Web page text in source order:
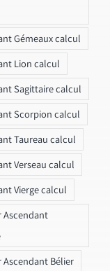
Gémeaux calcul
Lion calcul
Sagittaire calcul
Scorpion calcul
Taureau calcul
Verseau calcul
Vierge calcul
Bélier